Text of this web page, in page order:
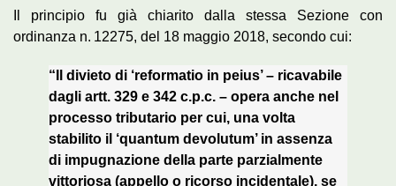
Il principio fu già chiarito dalla stessa Sezione con
ordinanza n. 12275, del 18 maggio 2018, secondo cui:
“Il divieto di ‘reformatio in peius’ – ricavabile
dagli artt. 329 e 342 c.p.c. – opera anche nel
processo tributario per cui, una volta
stabilito il ‘quantum devolutum’ in assenza
di impugnazione della parte parzialmente
vittoriosa (appello o ricorso incidentale), se